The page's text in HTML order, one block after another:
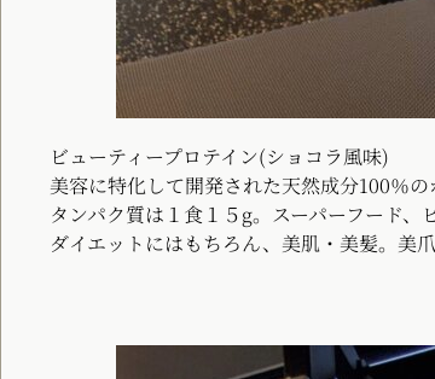
ビューティープロテイン(ショコラ風味)
美容に特化して開発された天然成分100％の
タンパク質は１食１５g。スーパーフード、
ダイエットにはもちろん、美肌・美髪。美